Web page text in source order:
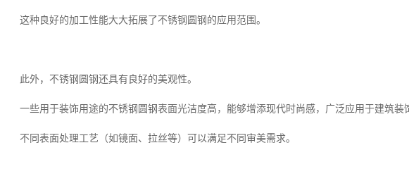
这种良好的加工性能大大拓展了不锈钢圆钢的应用范围。
此外，不锈钢圆钢还具有良好的美观性。
一些用于装饰用途的不锈钢圆钢表面光洁度高，能够增添现代时尚感，广泛应用于建筑装
不同表面处理工艺（如镜面、拉丝等）可以满足不同审美需求。